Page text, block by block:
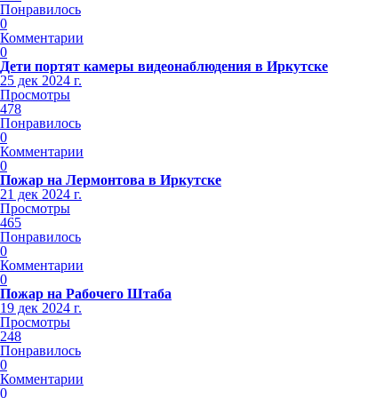
Понравилось
0
Комментарии
0
Дети портят камеры видеонаблюдения в Иркутске
25 дек 2024 г.
Просмотры
478
Понравилось
0
Комментарии
0
Пожар на Лермонтова в Иркутске
21 дек 2024 г.
Просмотры
465
Понравилось
0
Комментарии
0
Пожар на Рабочего Штаба
19 дек 2024 г.
Просмотры
248
Понравилось
0
Комментарии
0